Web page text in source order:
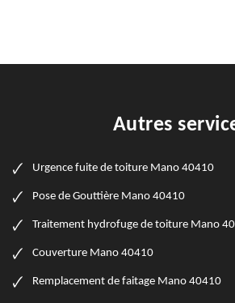
Autres
Urgence fuite de toiture Mano 40410
Pose de Gouttière Mano 40410
Traitement hydrofuge de toiture Mano
Couverture Mano 40410
Remplacement de faitage Mano 40410